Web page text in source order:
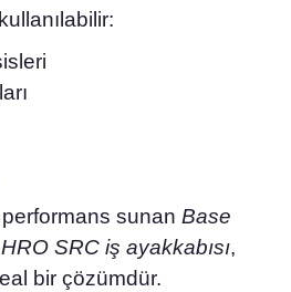
sunan Base
SRC iş ayakkabısı,
bir çözümdür.